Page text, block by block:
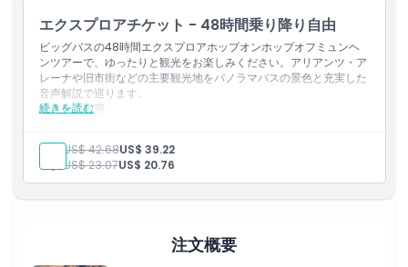
エクスプロアチケット - 48時間乗り降り自由
ビッグバスの48時間エクスプロアホップオンホップオフミュンヘ
ンツアーで、ゆったりと観光をお楽しみください。アリアンツ・ア
レーナや旧市街などの主要観光地をパノラマバスの景色と充実した
音声解説で巡ります。
続きを読む
含まれる内容
オーディオガイド（ヘッドフォン付き）
グリーンラインルート
オレンジライン（ニンフェンブルク、オリンピアパーク、シュ
大人: US$ 42.68US$ 39.22
子供: US$ 23.07US$ 20.76
注文概要